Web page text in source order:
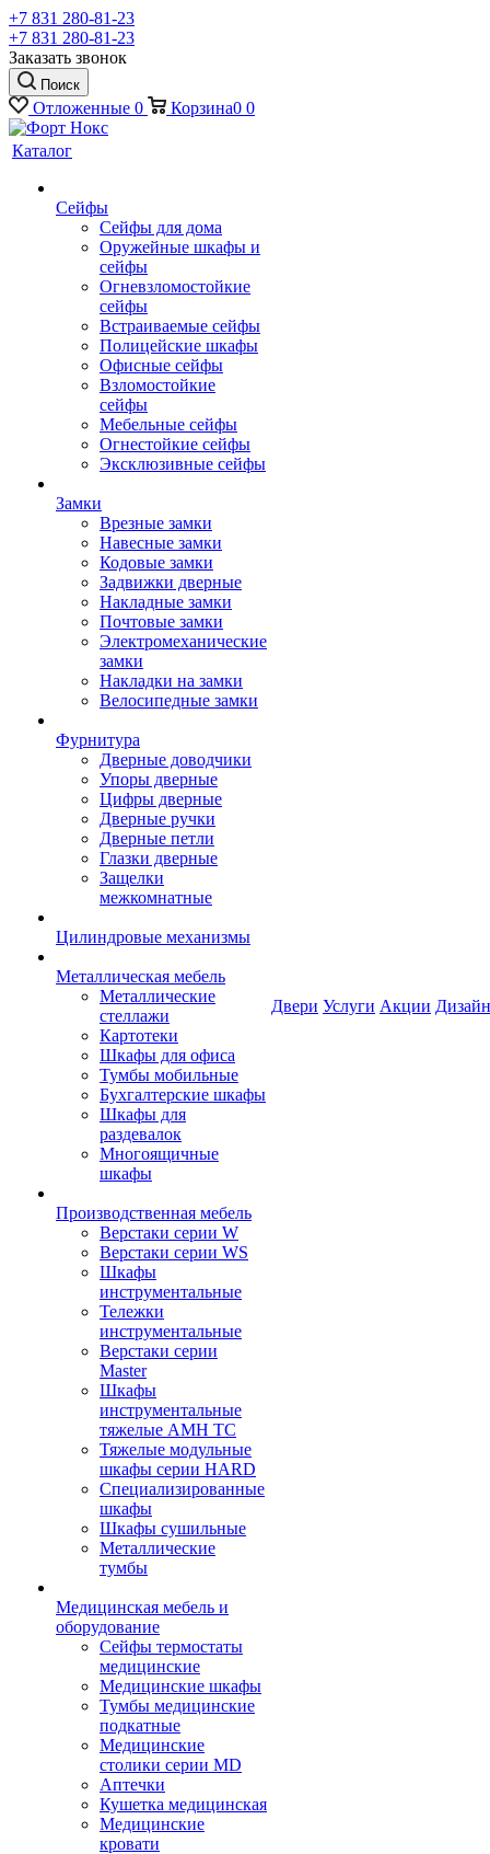
+7 831 280-81-23
+7 831 280-81-23
Заказать звонок
Поиск
Отложенные 0 Корзина0 0
Каталог
Сейфы
Сейфы для дома
Оружейные шкафы и
сейфы
Огневзломостойкие
сейфы
Встраиваемые сейфы
Полицейские шкафы
Офисные сейфы
Взломостойкие
сейфы
Мебельные сейфы
Огнестойкие сейфы
Эксклюзивные сейфы
Замки
Врезные замки
Навесные замки
Кодовые замки
Задвижки дверные
Накладные замки
Почтовые замки
Электромеханические
замки
Накладки на замки
Велосипедные замки
Фурнитура
Дверные доводчики
Упоры дверные
Цифры дверные
Дверные ручки
Дверные петли
Глазки дверные
Защелки
межкомнатные
Цилиндровые механизмы
Металлическая мебель
Металлические
стеллажи
Картотеки
Шкафы для офиса
Тумбы мобильные
Бухгалтерские шкафы
Шкафы для
раздевалок
Многоящичные
шкафы
Производственная мебель
Верстаки серии W
Верстаки серии WS
Шкафы
инструментальные
Тележки
инструментальные
Верстаки серии
Master
Шкафы
инструментальные
тяжелые AMH TC
Тяжелые модульные
шкафы серии HARD
Cпециализированные
шкафы
Шкафы сушильные
Металлические
тумбы
Медицинская мебель и
оборудование
Сейфы термостаты
медицинские
Медицинские шкафы
Тумбы медицинские
подкатные
Медицинские
столики серии MD
Аптечки
Кушетка медицинская
Медицинские
кровати
Двери Услуги Акции